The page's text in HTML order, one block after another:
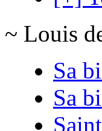
~ Louis
Sa
Sa